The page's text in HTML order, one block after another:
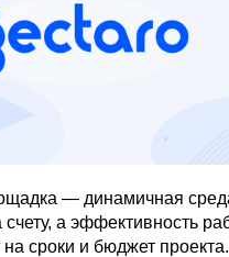
— динамичная
а эффективность
сроки и бюджет проекта.